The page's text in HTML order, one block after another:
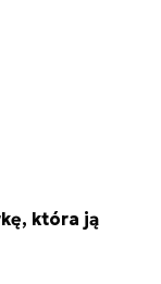
która ją